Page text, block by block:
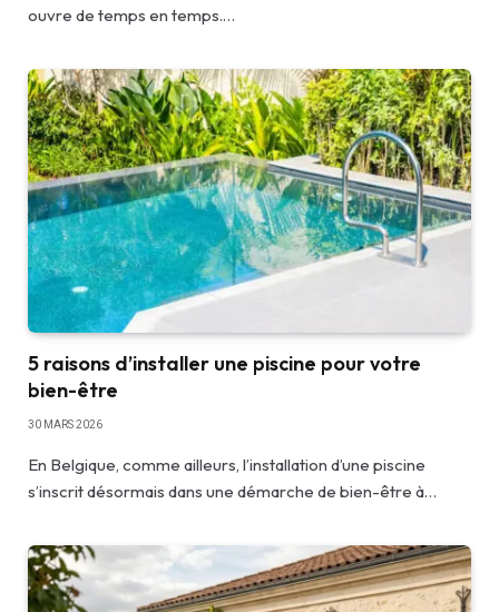
ouvre de temps en temps.…
5 raisons d’installer une piscine pour votre
bien-être
30 MARS 2026
En Belgique, comme ailleurs, l’installation d’une piscine
s’inscrit désormais dans une démarche de bien-être à…